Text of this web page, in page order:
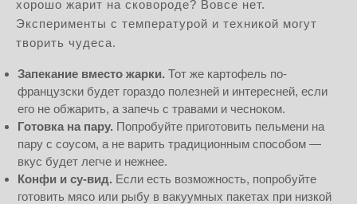
хорошо жарит на сковороде? Вовсе нет.
Эксперименты с температурой и техникой могут
творить чудеса.
Запекание вместо жарки. Тот же картофель по-
французски будет гораздо полезней и интересней, если
его не обжарить, а запечь с травами и чесноком.
Готовка на пару. Попробуйте приготовить пельмени на
пару с соусом, а не варить традиционным способом —
вкус будет легче и нежнее.
Конфи и су-вид. Если есть возможность, попробуйте
готовить мясо или рыбу в вакуумных пакетах при низкой